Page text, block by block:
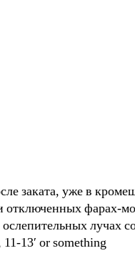
заката, уже в
фарах-
лучах
13′ or something